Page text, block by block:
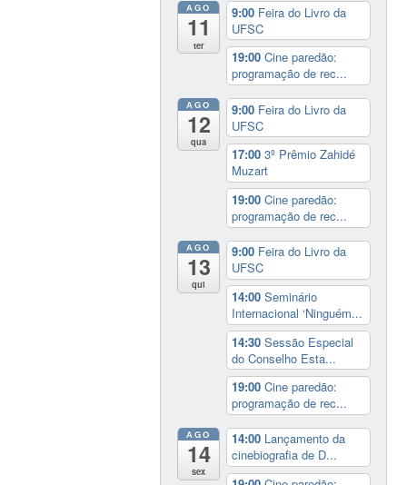
AGO
11
ter
9:00 Feira do Livro da
UFSC
19:00Cine paredão:
programação de rec...
AGO
12
qua
9:00 Feira do Livro da
UFSC
17:003º Prêmio Zahidé
Muzart
19:00Cine paredão:
programação de rec...
AGO
13
qui
9:00 Feira do Livro da
UFSC
14:00Seminário
Internacional ‘Ninguém...
14:30Sessão Especial
do Conselho Esta...
19:00Cine paredão:
programação de rec...
AGO
14
sex
14:00 Lançamento da
cinebiografia de D...